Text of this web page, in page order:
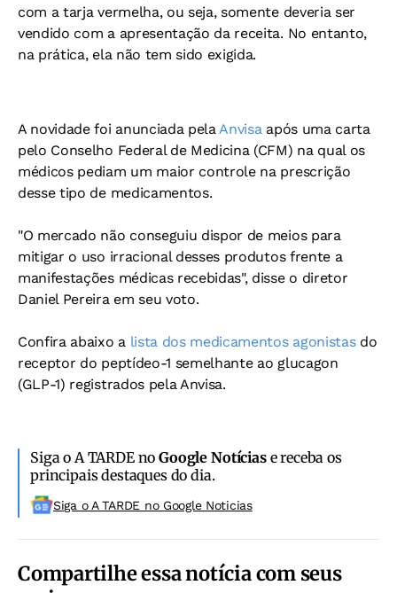
com a tarja vermelha, ou seja, somente deveria ser
vendido com a apresentação da receita. No entanto,
na prática, ela não tem sido exigida.
A novidade foi anunciada pela Anvisa após uma carta
pelo Conselho Federal de Medicina (CFM) na qual os
médicos pediam um maior controle na prescrição
desse tipo de medicamentos.
"O mercado não conseguiu dispor de meios para
mitigar o uso irracional desses produtos frente a
manifestações médicas recebidas", disse o diretor
Daniel Pereira em seu voto.
Confira abaixo a lista dos medicamentos agonistasdo
receptor do peptídeo-1 semelhante ao glucagon
(GLP-1) registrados pela Anvisa.
Siga o A TARDE noGoogle Notíciase receba os
principais destaques do dia.
Siga o A TARDE no Google Noticias
Compartilhe essa notícia com seus